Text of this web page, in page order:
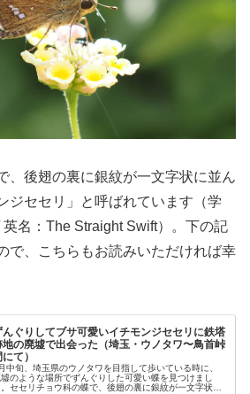
、後翅の裏に銀紋が一文字状に並ん
ジセセリ」と呼ばれています（学
名：The Straight Swift）。下の記
で、こちらもお読みいただければ幸
んぐりしてブサ可愛いイチモンジセセリに鉄塔
地の廃墟で出会った（埼玉・ウノタワ〜鳥首峠
にて）
中旬、埼玉県のウノタワを目指して歩いている時に、
のような場所でずんぐりした可愛い蝶を見つけまし
セセリチョウ科の蝶で、後翅の裏に銀紋が一文字状に